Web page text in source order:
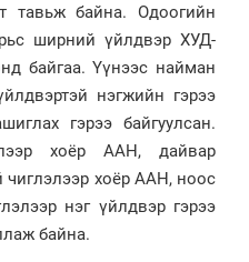
тавьж байна. Одоогийн
ширний үйлдвэр ХУД-
байгаа. Үүнээс найман
нэгжийн гэрээ
гэрээ байгуулсан.
хоёр ААН, дайвар
чиглэлээр хоёр ААН, ноос
нэг үйлдвэр гэрээ
байна.